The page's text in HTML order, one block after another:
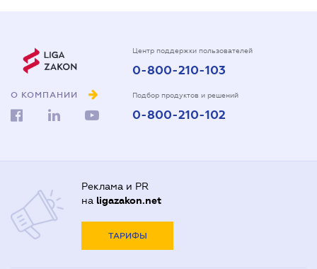
О КОМПАНИИ
Центр поддержки пользователей
0-800-210-103
Подбор продуктов и решений
0-800-210-102
Реклама и PR
на ligazakon.net
ТАРИФЫ